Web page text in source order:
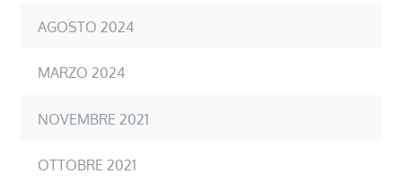
AGOSTO 2024
MARZO 2024
NOVEMBRE 2021
OTTOBRE 2021